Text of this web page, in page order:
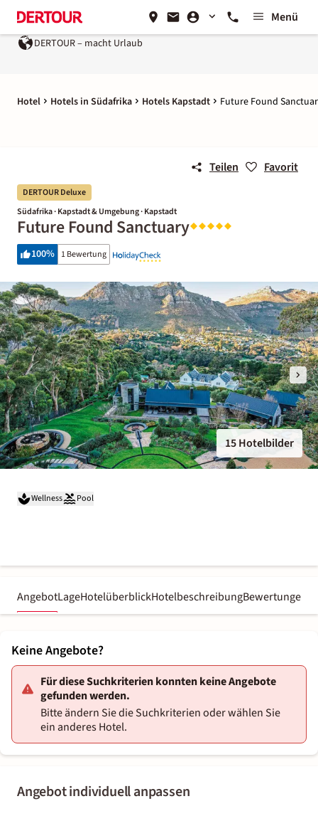
Menü
DERTOUR – macht Urlaub
Hotel Hotels in Südafrika Hotels Kapstadt Future Found
Teilen Favorit
DERTOUR Deluxe
Südafrika · Kapstadt & Umgebung · Kapstadt
Future Found Sanctuary
100% 1 Bewertung
15 Hotelbilder
Wellness Pool
AngebotLageHotelüberblickHotelbeschreibungBewertungen
Angebot individuell anpassen
Keine Angebote?
Für diese Suchkriterien konnten keine Angebote
gefunden werden.
Bitte ändern Sie die Suchkriterien oder wählen Sie
ein anderes Hotel.